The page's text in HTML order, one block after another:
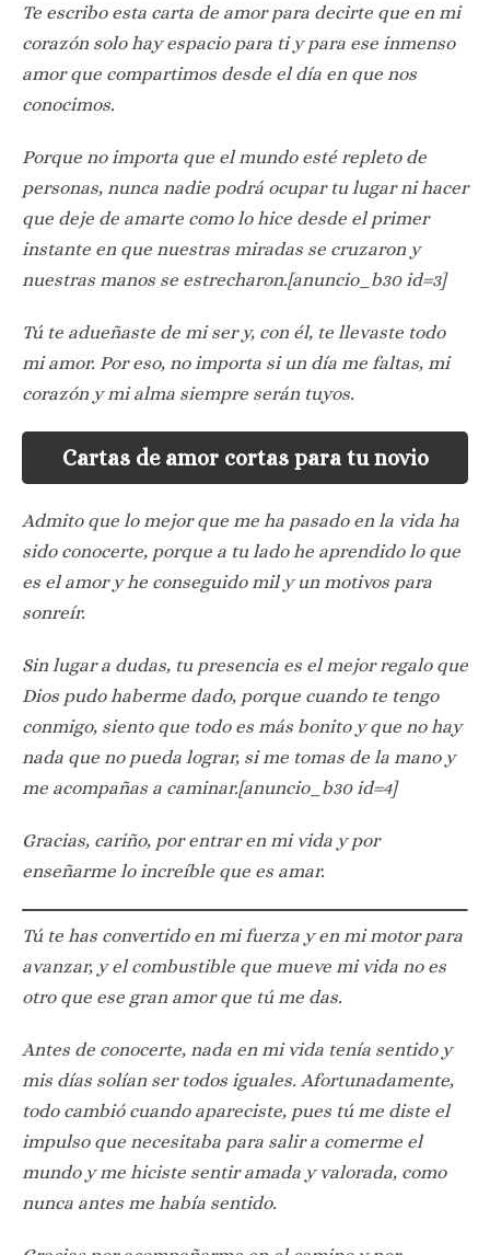
Te escribo esta carta de amor para decirte que en mi
corazón solo hay espacio para ti y para ese inmenso
amor que compartimos desde el día en que nos
conocimos.
Porque no importa que el mundo esté repleto de
personas, nunca nadie podrá ocupar tu lugar ni hacer
que deje de amarte como lo hice desde el primer
instante en que nuestras miradas se cruzaron y
nuestras manos se estrecharon.[anuncio_b30 id=3]
Tú te adueñaste de mi ser y, con él, te llevaste todo
mi amor. Por eso, no importa si un día me faltas, mi
corazón y mi alma siempre serán tuyos.
Cartas de amor cortas para tu novio
Admito que lo mejor que me ha pasado en la vida ha
sido conocerte, porque a tu lado he aprendido lo que
es el amor y he conseguido mil y un motivos para
sonreír.
Sin lugar a dudas, tu presencia es el mejor regalo que
Dios pudo haberme dado, porque cuando te tengo
conmigo, siento que todo es más bonito y que no hay
nada que no pueda lograr, si me tomas de la mano y
me acompañas a caminar.[anuncio_b30 id=4]
Gracias, cariño, por entrar en mi vida y por
enseñarme lo increíble que es amar.
Tú te has convertido en mi fuerza y en mi motor para
avanzar, y el combustible que mueve mi vida no es
otro que ese gran amor que tú me das.
Antes de conocerte, nada en mi vida tenía sentido y
mis días solían ser todos iguales. Afortunadamente,
todo cambió cuando apareciste, pues tú me diste el
impulso que necesitaba para salir a comerme el
mundo y me hiciste sentir amada y valorada, como
nunca antes me había sentido.